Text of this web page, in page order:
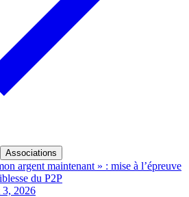
Associations
3, 2026